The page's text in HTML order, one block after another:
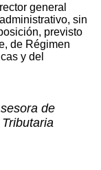
general
sin
previsto
de Régimen
y del
de